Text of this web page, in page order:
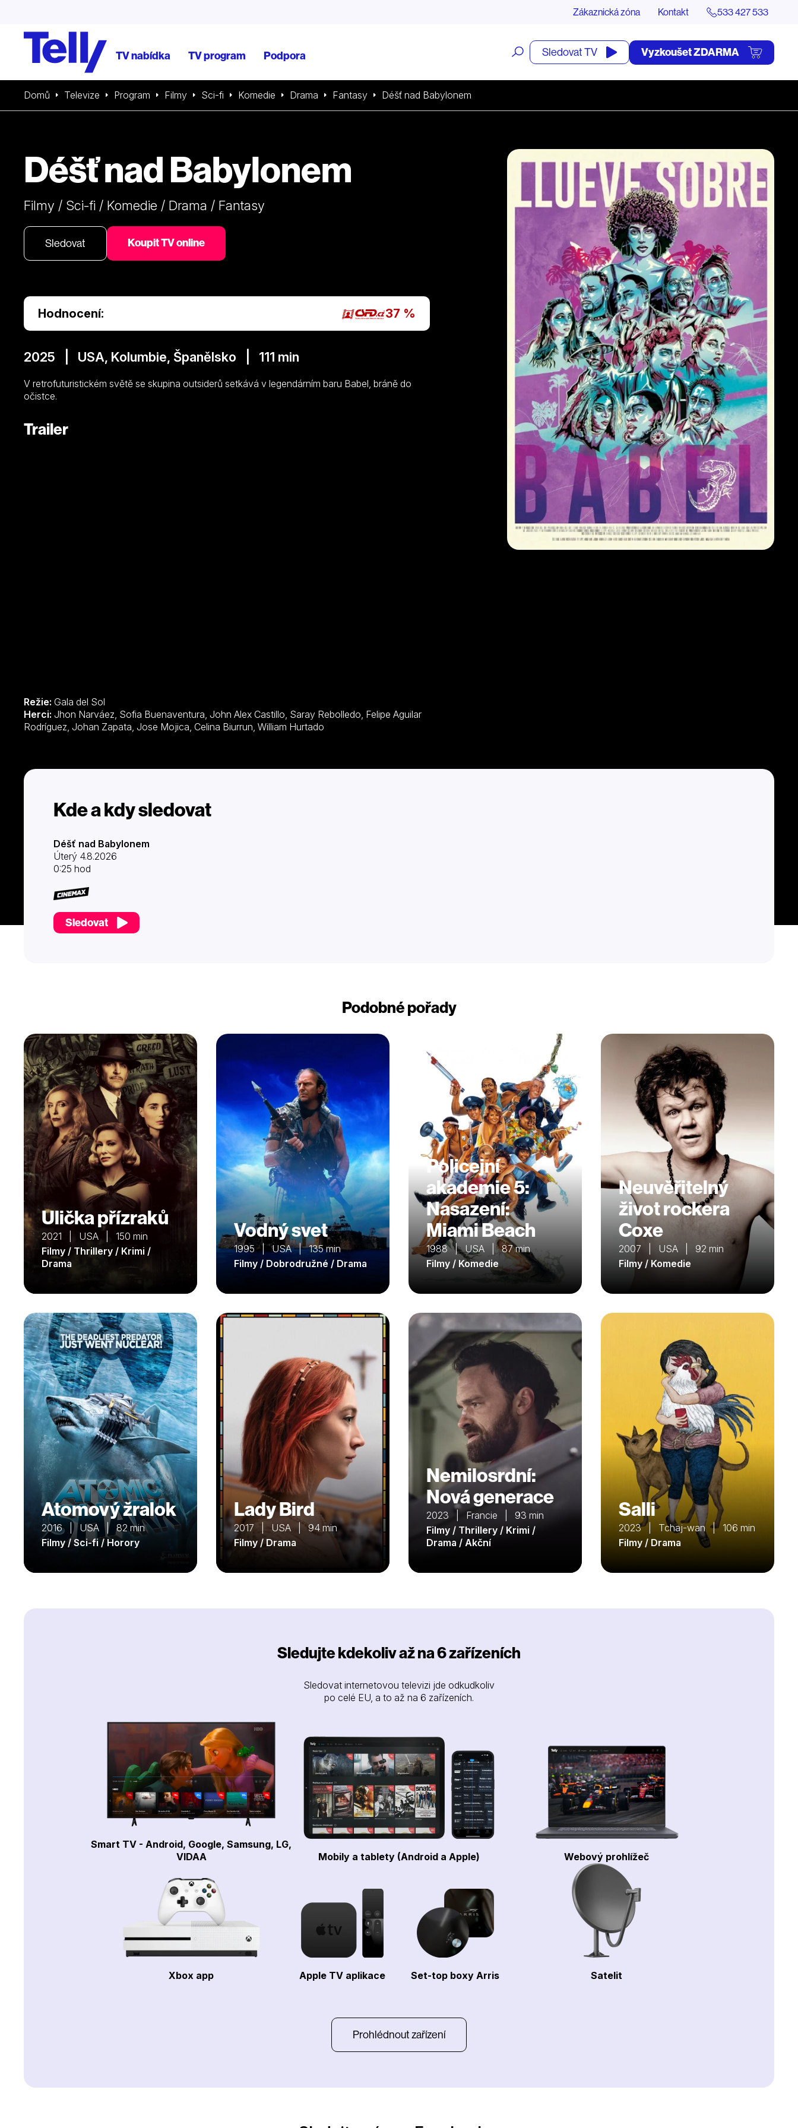
Zákaznická zóna Kontakt 533 427 533
TV nabídka TV program Podpora
Otevřít
vyhledávání
Sledovat TV Vyzkoušet ZDARMA
Domů Televize Program Filmy Sci-fi Komedie Drama Fantasy Déšť nad Babylonem
Déšť nad Babylonem
Filmy / Sci-fi / Komedie / Drama / Fantasy
Sledovat Koupit TV online
Hodnocení: 37 %
2025 | USA, Kolumbie, Španělsko | 111 min
V retrofuturistickém světě se skupina outsiderů setkává v legendárním baru Babel, bráně do
očistce.
Trailer
Režie: Gala del Sol
Herci:
Rodríguez, Johan Zapata, Jose Mojica, Celina Biurrun, William Hurtado
Kde a kdy sledovat
Déšť nad Babylonem
Úterý 4.8.2026
0:25 hod
Sledovat
Podobné pořady
Ulička přízraků
2021 | USA | 150 min
Filmy / Thrillery / Krimi /
Drama
Vodný svet
1995 | USA | 135 min
Filmy / Dobrodružné / Drama
Policejní
akademie 5:
Nasazení:
Miami Beach
1988 | USA | 87 min
Filmy / Komedie
Neuvěřitelný
život rockera
Coxe
2007 | USA | 92 min
Filmy / Komedie
Atomový žralok
2016 | USA | 82 min
Filmy / Sci-fi / Horory
Lady Bird
2017 | USA | 94 min
Filmy / Drama
Nemilosrdní:
Nová generace
2023 | Francie | 93 min
Filmy / Thrillery / Krimi /
Drama / Akční
Salli
2023 | Tchaj-wan | 106 min
Filmy / Drama
Sledujte kdekoliv až na 6 zařízeních
Sledovat internetovou televizi jde odkudkoliv
po celé EU, a to až na 6 zařízeních.
Smart TV - Android, Google, Samsung, LG,
VIDAA
Mobily a tablety (Android a Apple) Webový prohlížeč
Xbox app Apple TV aplikace Set-top boxy Arris Satelit
Prohlédnout zařízení